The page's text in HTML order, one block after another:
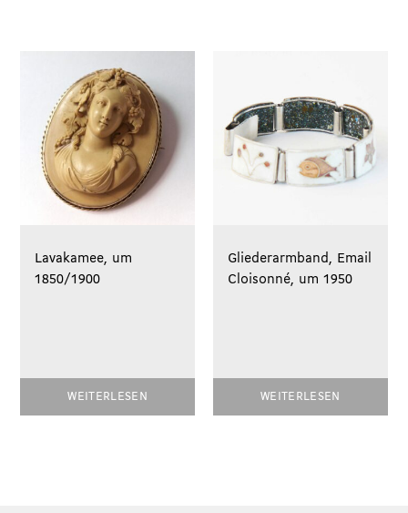
Lavakamee, um
1850/1900
WEITERLESEN
Gliederarmband, Email
Cloisonné, um 1950
WEITERLESEN